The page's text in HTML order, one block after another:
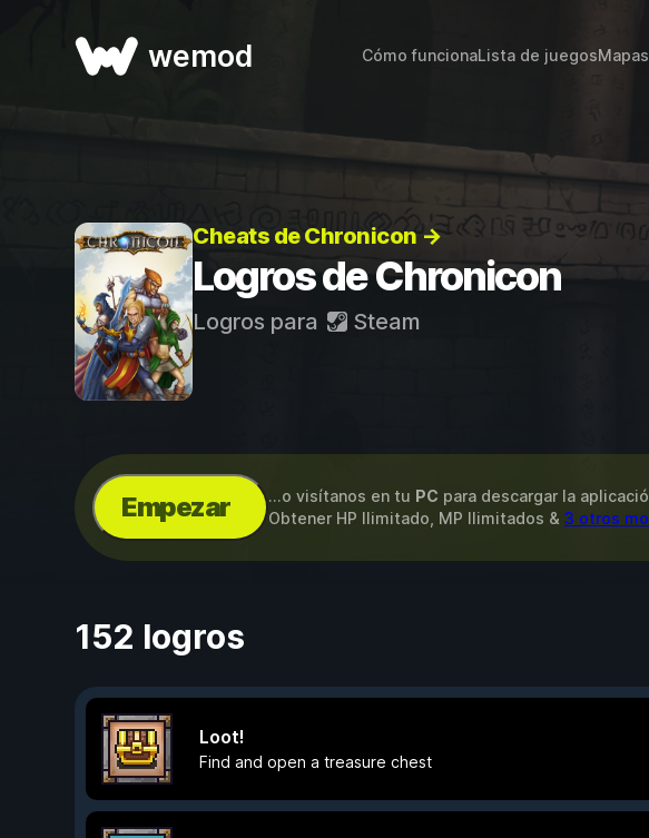
wemod Cómo funcionaLista de juegos
Cheats de Chronicon →
Logros de Chronicon
Logros para Steam
Empezar ...o visítanos en tu PC para descargar la
Obtener HP Ilimitado, MP Ilimitados & 3 otros
152 logros
Loot!
Find and open a treasure chest